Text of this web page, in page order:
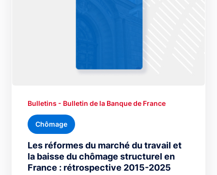
Les réformes du marché du travail et
la baisse du chômage structurel en
France : rétrospective 2015-2025
Bulletins - Bulletin de la Banque de France
Chômage